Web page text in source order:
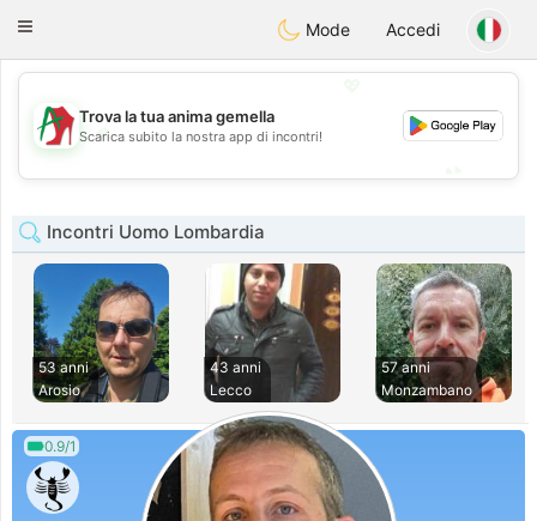
Amami Ora
Toggle
Mode Accedi
💖
💕
Trova la tua anima gemella
Scarica subito la nostra app di incontri!
Incontri Uomo Lombardia
53 anni
Arosio
43 anni
Lecco
57 anni
Monzambano
0.9/1